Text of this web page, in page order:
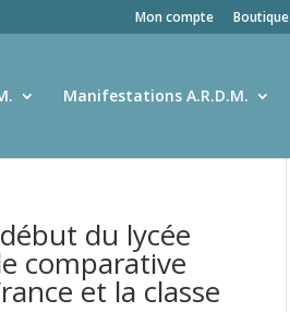
Mon compte Boutique
Manifestations A.R.D.M.
du lycée
comparative
et la classe